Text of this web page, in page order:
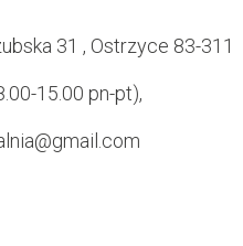
31 , Ostrzyce 83-311
15.00 pn-pt),